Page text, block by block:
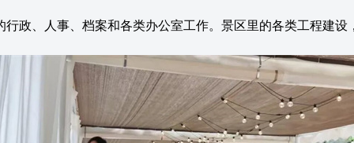
政、人事、档案和各类办公室工作。景区里的各类工程建